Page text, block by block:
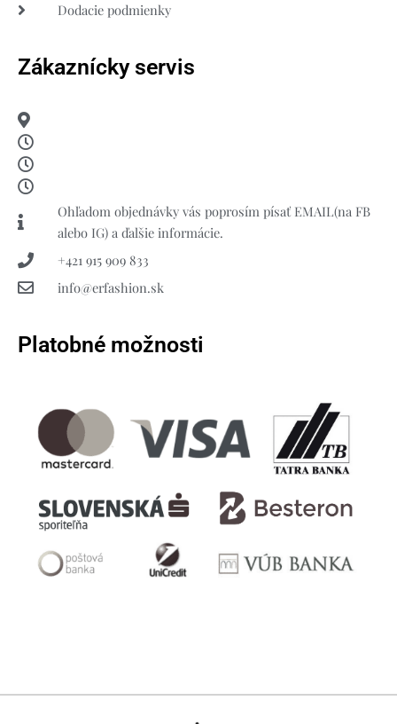
Dodacie podmienky
Zákaznícky servis
Ohľadom objednávky vás poprosím písať EMAIL(na FB
alebo IG) a ďalšie informácie.
+421 915 909 833
info@erfashion.sk
Platobné možnosti